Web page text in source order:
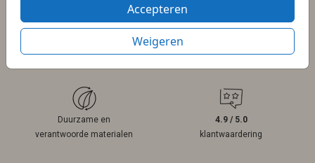
Accepteren
Weigeren
Duurzame en
verantwoorde materialen
4.9 / 5.0
klantwaardering